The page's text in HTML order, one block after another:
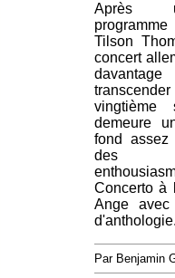
Après
programme
Tilson
concert
vingtième
demeure
fond
des
Concerto à
Ange avec
Par Benjamin